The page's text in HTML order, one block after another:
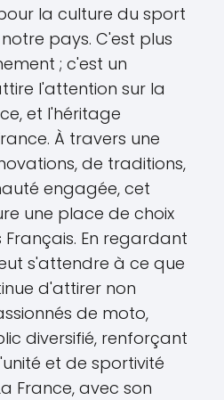
la culture du sport
pays. C'est plus
; c'est un
l'attention sur la
et l'héritage
À travers une
de traditions,
engagée, cet
une place de choix
En regardant
s'attendre à ce que
d'attirer non
de moto,
diversifié, renforçant
et de sportivité
France, avec son